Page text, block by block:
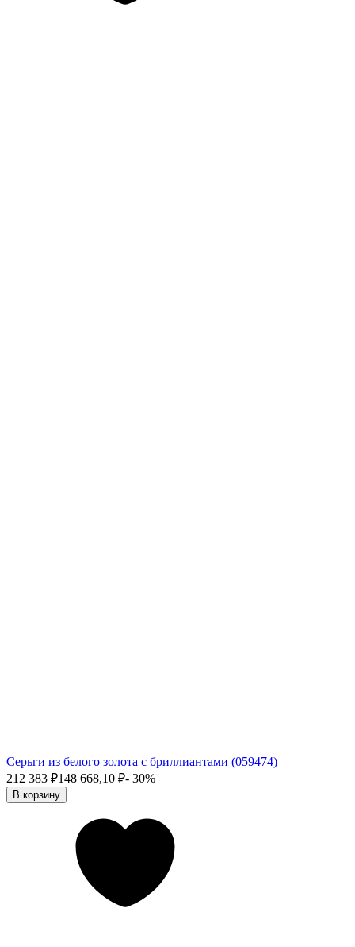
Серьги из белого золота с бриллиантами (059474)
212 383 ₽148 668,10 ₽- 30%
В корзину